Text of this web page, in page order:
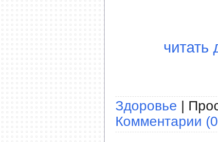
читать
Здоровье |
Комментарии